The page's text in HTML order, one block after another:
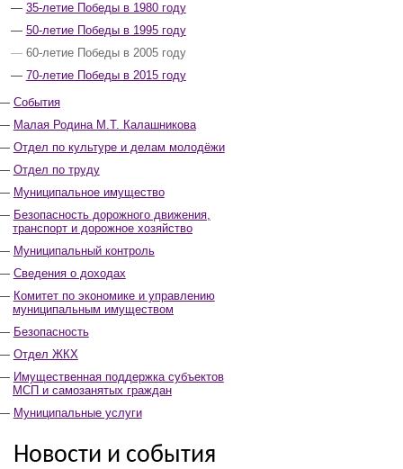
35-летие Победы в 1980 году
50-летие Победы в 1995 году
60-летие Победы в 2005 году
70-летие Победы в 2015 году
События
Малая Родина М.Т. Калашникова
Отдел по культуре и делам молодёжи
Отдел по труду
Муниципальное имущество
Безопасность дорожного движения,
транспорт и дорожное хозяйство
Муниципальный контроль
Сведения о доходах
Комитет по экономике и управлению
муниципальным имуществом
Безопасность
Отдел ЖКХ
Имущественная поддержка субъектов
МСП и самозанятых граждан
Муниципальные услуги
Новости и события